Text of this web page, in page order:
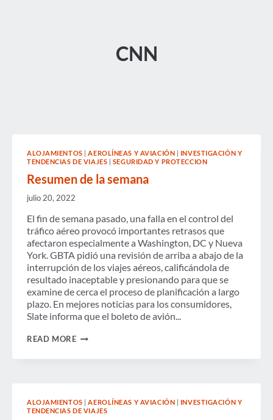
CNN
ALOJAMIENTOS |AEROLÍNEAS Y AVIACIÓN
INVESTIGACIÓN Y
TENDENCIAS DE VIAJES
SEGURIDAD Y PROTECCION
Resumen de la semana
julio 20, 2022
El fin de semana pasado, una falla en el control del
tráfico aéreo provocó importantes retrasos que
afectaron especialmente a Washington, DC y Nueva
York. GBTA pidió una revisión de arriba a abajo de la
interrupción de los viajes aéreos, calificándola de
resultado inaceptable y presionando para que se
examine de cerca el proceso de planificación a largo
plazo. En mejores noticias para los consumidores,
Slate informa que el boleto de avión...
READ MORERESUMEN
ALOJAMIENTOS |AEROLÍNEAS Y AVIACIÓN
INVESTIGACIÓN Y
TENDENCIAS DE VIAJES